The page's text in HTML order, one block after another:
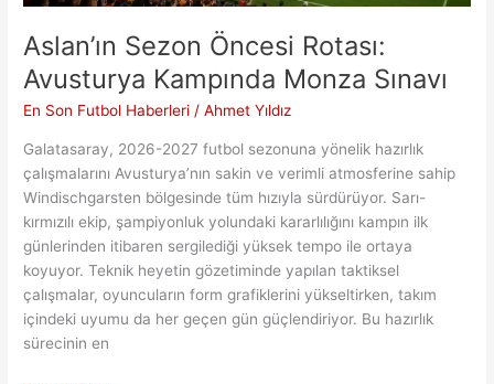
Aslan’ın Sezon Öncesi Rotası:
Avusturya Kampında Monza Sınavı
En Son Futbol Haberleri /Ahmet Yıldız
Galatasaray, 2026-2027 futbol sezonuna yönelik hazırlık
çalışmalarını Avusturya’nın sakin ve verimli atmosferine sahip
Windischgarsten bölgesinde tüm hızıyla sürdürüyor. Sarı-
kırmızılı ekip, şampiyonluk yolundaki kararlılığını kampın ilk
günlerinden itibaren sergilediği yüksek tempo ile ortaya
koyuyor. Teknik heyetin gözetiminde yapılan taktiksel
çalışmalar, oyuncuların form grafiklerini yükseltirken, takım
içindeki uyumu da her geçen gün güçlendiriyor. Bu hazırlık
sürecinin en